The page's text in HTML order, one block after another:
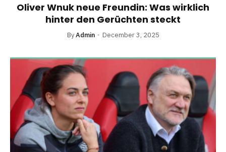
Oliver Wnuk neue Freundin: Was wirklich
hinter den Gerüchten steckt
By Admin December 3, 2025